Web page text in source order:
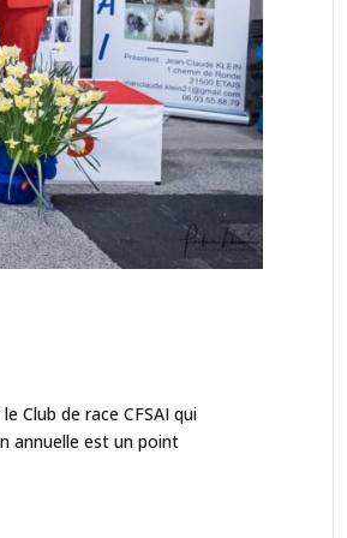
Club de race CFSAI qui
annuelle est un point